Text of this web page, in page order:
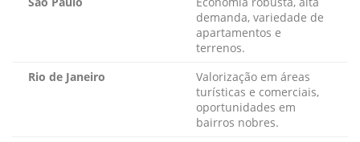
demanda, variedade de
apartamentos e
terrenos.
Rio de Janeiro
Valorização em áreas
turísticas e comerciais,
oportunidades em
bairros nobres.